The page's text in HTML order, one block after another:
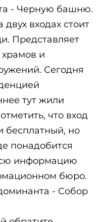
- Черную башню.
входах стоит
Представляет
и
Сегодня
тут жили
что вход
бесплатный, но
понадобится
информацию
бюро.
- Собор